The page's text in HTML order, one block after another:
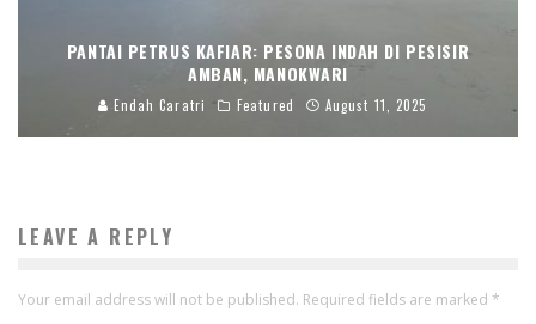
PANTAI PETRUS KAFIAR: PESONA INDAH DI PESISIR
AMBAN, MANOKWARI
Endah Caratri Featured August 11, 2025
LEAVE A REPLY
Your email address will not be published. Required fields are marked *